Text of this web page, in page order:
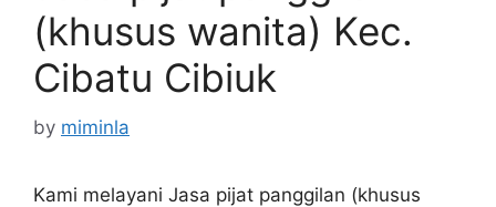
(khusus wanita) Kec.
Cibatu Cibiuk
by miminla
Kami melayani Jasa pijat panggilan (khusus